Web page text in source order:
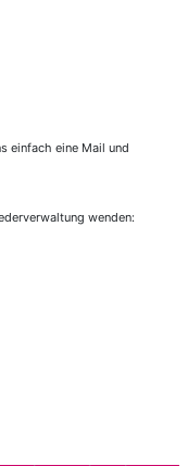
einfach eine Mail und
wenden: